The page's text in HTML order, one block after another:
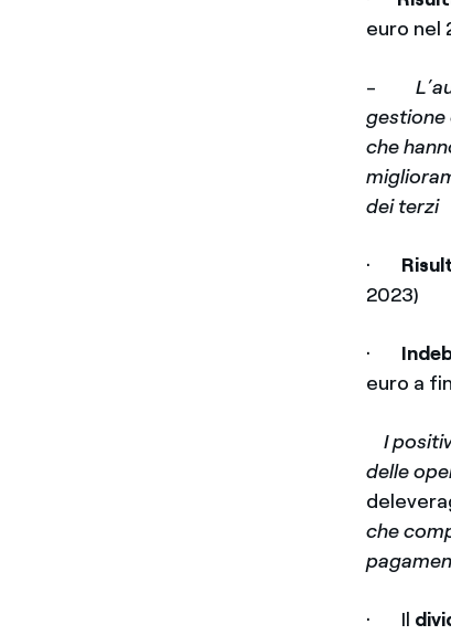
euro nel
-
gestione
che
dei terzi
·
2023)
·
euro a
­I
delle
che
· Il